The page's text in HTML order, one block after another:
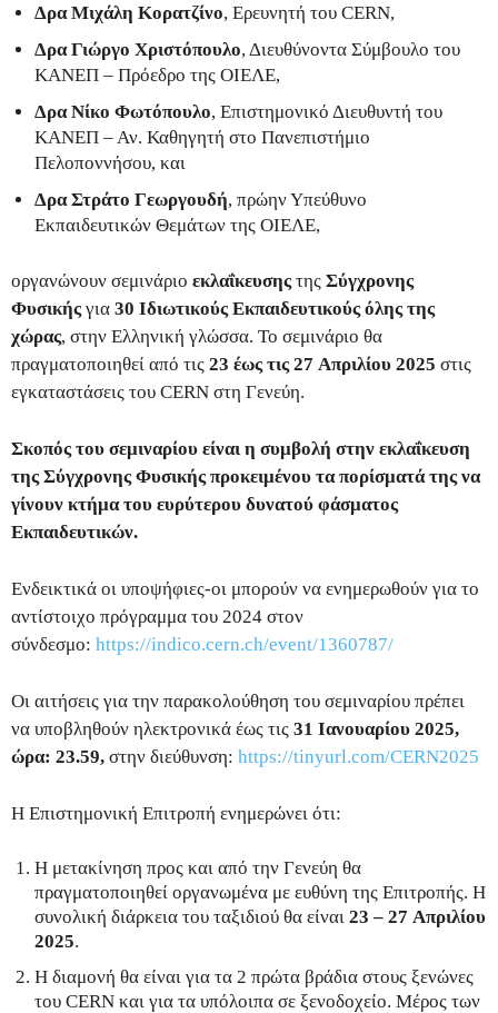
Δρα Μιχάλη Κορατζίνο, Ερευνητή του CERN,
Δρα Γιώργο Χριστόπουλο, Διευθύνοντα Σύμβουλο του
ΚΑΝΕΠ – Πρόεδρο της ΟΙΕΛΕ,
Δρα Νίκο Φωτόπουλο, Επιστημονικό Διευθυντή του
ΚΑΝΕΠ – Αν. Καθηγητή στο Πανεπιστήμιο
Πελοποννήσου, και
Δρα Στράτο Γεωργουδή, πρώην Υπεύθυνο
Εκπαιδευτικών Θεμάτων της ΟΙΕΛΕ,
οργανώνουν σεμινάριο εκλαΐκευσης της Σύγχρονης
Φυσικής για 30 Ιδιωτικούς Εκπαιδευτικούς όλης της
χώρας, στην Ελληνική γλώσσα. Το σεμινάριο θα
πραγματοποιηθεί από τις 23 έως τις 27 Απριλίου 2025 στις
εγκαταστάσεις του CERN στη Γενεύη.
Σκοπός του σεμιναρίου είναι η συμβολή στην εκλαΐκευση
της Σύγχρονης Φυσικής προκειμένου τα πορίσματά της να
γίνουν κτήμα του ευρύτερου δυνατού φάσματος
Εκπαιδευτικών.
Ενδεικτικά οι υποψήφιες-οι μπορούν να ενημερωθούν για το
αντίστοιχο πρόγραμμα του 2024 στον
σύνδεσμο: https://indico.cern.ch/event/1360787/
Οι αιτήσεις για την παρακολούθηση του σεμιναρίου πρέπει
να υποβληθούν ηλεκτρονικά έως τις 31 Ιανουαρίου 2025,
ώρα: 23.59, στην διεύθυνση: https://tinyurl.com/CERN2025
Η Επιστημονική Επιτροπή ενημερώνει ότι:
Η μετακίνηση προς και από την Γενεύη θα
πραγματοποιηθεί οργανωμένα με ευθύνη της Επιτροπής. Η
συνολική διάρκεια του ταξιδιού θα είναι 23– 27 Απριλίου
2025.
Η διαμονή θα είναι για τα 2 πρώτα βράδια στους ξενώνες
του CERN και για τα υπόλοιπα σε ξενοδοχείο. Μέρος των